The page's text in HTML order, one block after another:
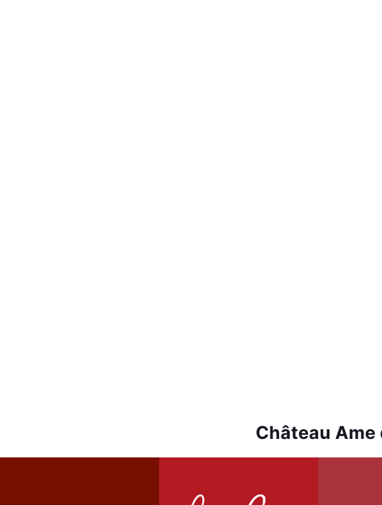
Château Ame